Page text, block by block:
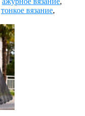
тонкое вязание,